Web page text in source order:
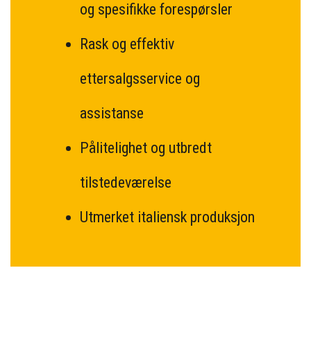
og spesifikke forespørsler
Rask og effektiv
ettersalgsservice og
assistanse
Pålitelighet og utbredt
tilstedeværelse
Utmerket italiensk produksjon